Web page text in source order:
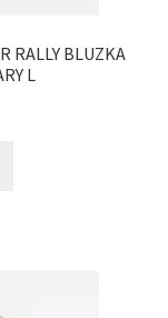
RALLY BLUZKA
L